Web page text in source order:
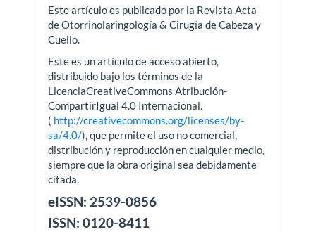
Este artículo es publicado por la Revista Acta
de Otorrinolaringología & Cirugía de Cabeza y
Cuello.
Este es un artículo de acceso abierto,
distribuido bajo los términos de la
LicenciaCreativeCommons Atribución-
CompartirIgual 4.0 Internacional.
( http://creativecommons.org/licenses/by-
sa/4.0/), que permite el uso no comercial,
distribución y reproducción en cualquier medio,
siempre que la obra original sea debidamente
citada.
eISSN: 2539-0856
ISSN: 0120-8411